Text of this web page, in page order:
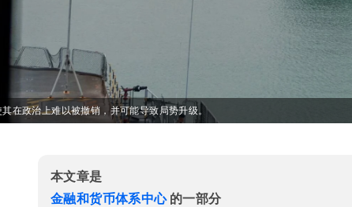
在政治上难以被撤销，并可能导致局势升级。
本文章是
金融和货币体系中心的一部分